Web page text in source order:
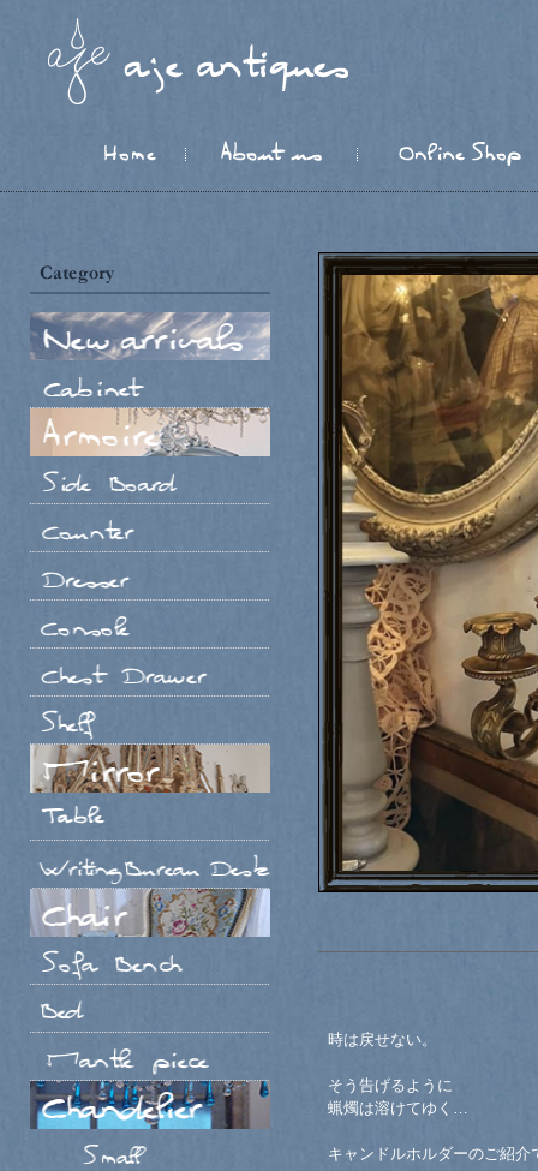
時は戻せない。
そう告げるように
蝋燭は溶けてゆく…
キャンドルホルダーのご紹介